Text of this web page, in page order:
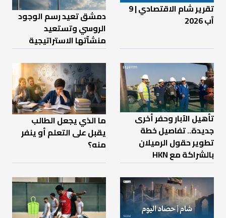
تقرير شام الاقتصادي | 9
آب 2026
دمشق تعيد رسم الوجود
الروسي وتستعيد
منشآتها الاستراتيجية
تأهيل الآبار وحفر أخرى
جديدة.. تفاصيل خطة
تطوير حقول الرميلان
بالشراكة مع HKN
ما الذي يجعل الطالب
يقبل على التعلم أو ينفر
منه؟